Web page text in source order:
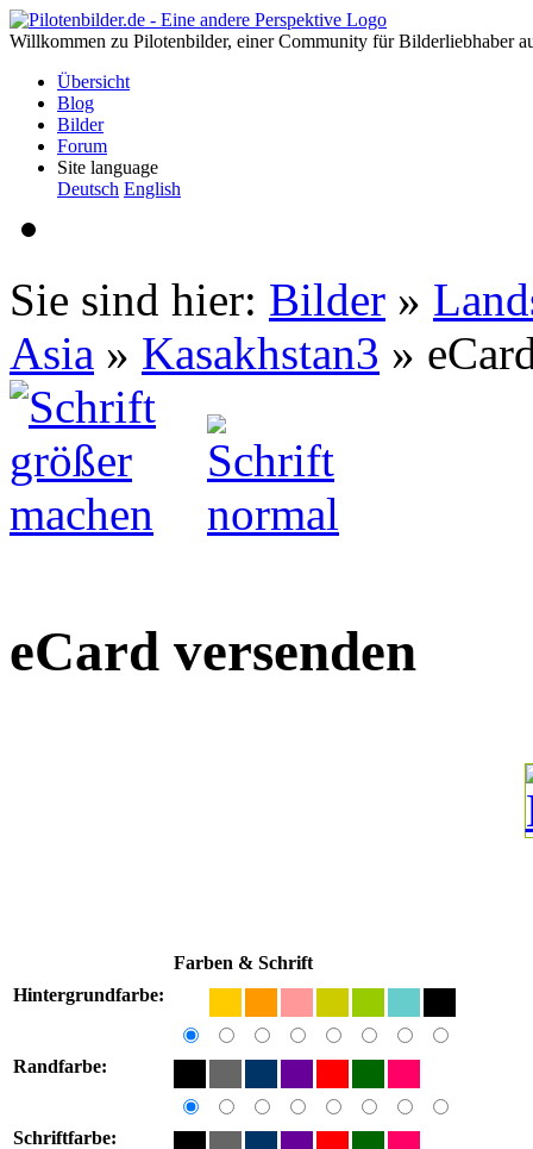
Willkommen zu Pilotenbilder, einer Community für Bilderliebhaber
Übersicht
Blog
Bilder
Forum
Site language
Deutsch English
Sie sind hier: Bilder »
Asia » Kasakhstan3 »
eCard versenden
Farben & Schrift
Hintergrundfarbe:
Randfarbe:
Schriftfarbe: